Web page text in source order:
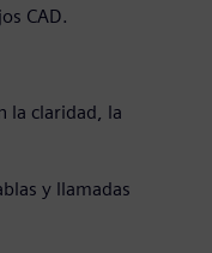
CAD.
la claridad, la
y llamadas